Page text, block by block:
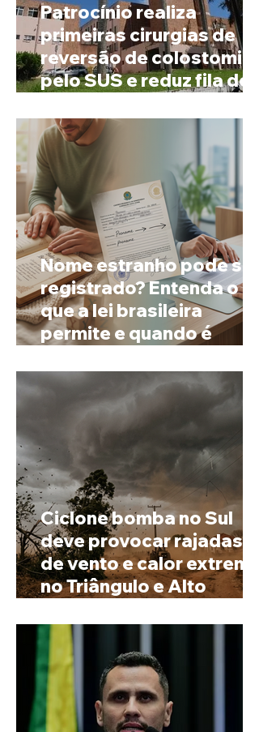
Patrocínio realiza
primeiras cirurgias de
reversão de colostomia
pelo SUS e reduz fila de
Nome estranho pode ser
registrado? Entenda o
que a lei brasileira
permite e quando é
prenome
Ciclone bomba no Sul
deve provocar rajadas
de vento e calor extremo
no Triângulo e Alto